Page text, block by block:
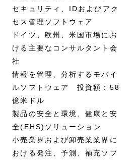
セキュリティ、IDおよびアク
セス管理ソフトウェア
ドイツ、欧州、米国市場にお
ける主要なコンサルタント会
社
情報を管理、分析するモバイ
ルソフトウェア 投資額：58
億米ドル
製品の安全と環境、健康と安
全(EHS)ソリューション
小売業界および卸売業業界に
おける発注、予測、補充ソフ